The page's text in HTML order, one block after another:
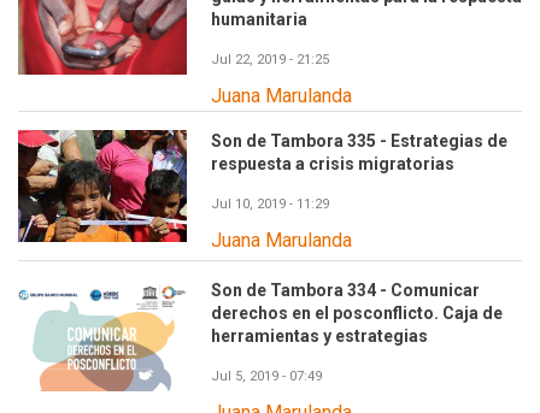
humanitaria
Jul 22, 2019 - 21:25
Juana Marulanda
Son de Tambora 335 - Estrategias de
respuesta a crisis migratorias
Jul 10, 2019 - 11:29
Juana Marulanda
Son de Tambora 334 - Comunicar
derechos en el posconflicto. Caja de
herramientas y estrategias
Jul 5, 2019 - 07:49